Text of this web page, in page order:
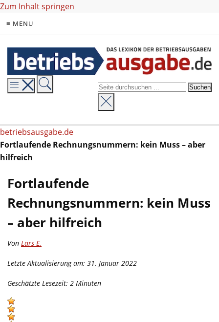
Zum Inhalt springen
≡ MENU
betriebsausgabe.de
Fortlaufende Rechnungsnummern: kein Muss – aber
hilfreich
Fortlaufende
Rechnungsnummern: kein Muss
– aber hilfreich
Von Lars E.
Letzte Aktualisierung am: 31. Januar 2022
Geschätzte Lesezeit: 2 Minuten